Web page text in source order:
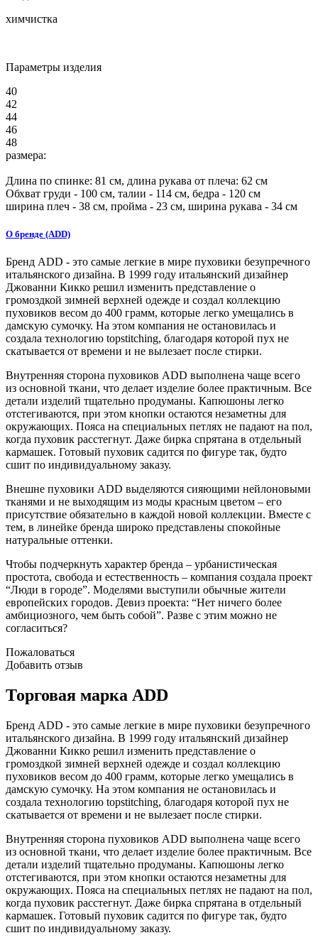
химчистка
Параметры изделия
40
42
44
46
48
размера:
Длина по спинке: 81 см, длина рукава от плеча: 62 см
Обхват груди - 100 см, талии - 114 см, бедра - 120 см
ширина плеч - 38 см, пройма - 23 см, ширина рукава - 34 см
О бренде (ADD)
Бренд ADD - это самые легкие в мире пуховики безупречного
итальянского дизайна. В 1999 году итальянский дизайнер
Джованни Кикко решил изменить представление о
громоздкой зимней верхней одежде и создал коллекцию
пуховиков весом до 400 грамм, которые легко умещались в
дамскую сумочку. На этом компания не остановилась и
создала технологию topstitching, благодаря которой пух не
скатывается от времени и не вылезает после стирки.
Внутренняя сторона пуховиков ADD выполнена чаще всего
из основной ткани, что делает изделие более практичным. Все
детали изделий тщательно продуманы. Капюшоны легко
отстегиваются, при этом кнопки остаются незаметны для
окружающих. Пояса на специальных петлях не падают на пол,
когда пуховик расстегнут. Даже бирка спрятана в отдельный
кармашек. Готовый пуховик садится по фигуре так, будто
сшит по индивидуальному заказу.
Внешне пуховики ADD выделяются сияющими нейлоновыми
тканями и не выходящим из моды красным цветом – его
присутствие обязательно в каждой новой коллекции. Вместе с
тем, в линейке бренда широко представлены спокойные
натуральные оттенки.
Чтобы подчеркнуть характер бренда – урбанистическая
простота, свобода и естественность – компания создала проект
“Люди в городе”. Моделями выступили обычные жители
европейских городов. Девиз проекта: “Нет ничего более
амбициозного, чем быть собой”. Разве с этим можно не
согласиться?
Пожаловаться
Добавить отзыв
Торговая марка ADD
Бренд ADD - это самые легкие в мире пуховики безупречного
итальянского дизайна. В 1999 году итальянский дизайнер
Джованни Кикко решил изменить представление о
громоздкой зимней верхней одежде и создал коллекцию
пуховиков весом до 400 грамм, которые легко умещались в
дамскую сумочку. На этом компания не остановилась и
создала технологию topstitching, благодаря которой пух не
скатывается от времени и не вылезает после стирки.
Внутренняя сторона пуховиков ADD выполнена чаще всего
из основной ткани, что делает изделие более практичным. Все
детали изделий тщательно продуманы. Капюшоны легко
отстегиваются, при этом кнопки остаются незаметны для
окружающих. Пояса на специальных петлях не падают на пол,
когда пуховик расстегнут. Даже бирка спрятана в отдельный
кармашек. Готовый пуховик садится по фигуре так, будто
сшит по индивидуальному заказу.